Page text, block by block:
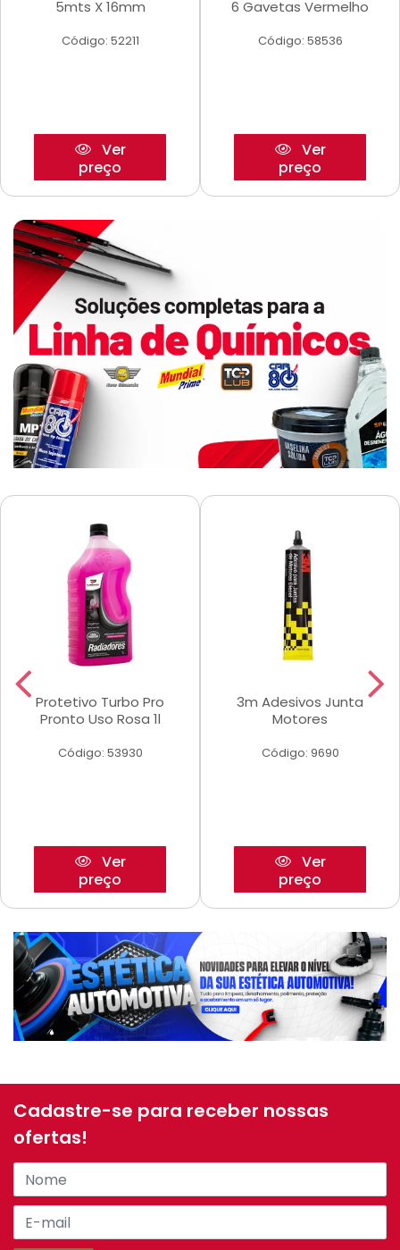
5mts X 16mm
Código: 52211
Ver
preço
6 Gavetas Vermelho
Código: 58536
Ver
preço
Protetivo Turbo Pro
Pronto Uso Rosa 1l
Código: 53930
Ver
preço
3m Adesivos Junta
Motores
Código: 9690
Ver
preço
Cadastre-se para receber nossas
ofertas!